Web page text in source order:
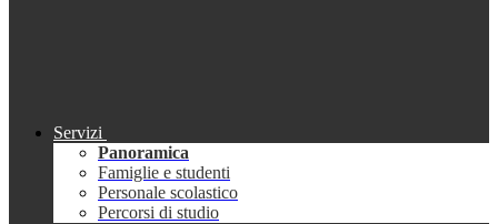
Servizi
Panoramica
Famiglie e studenti
Personale scolastico
Percorsi di studio